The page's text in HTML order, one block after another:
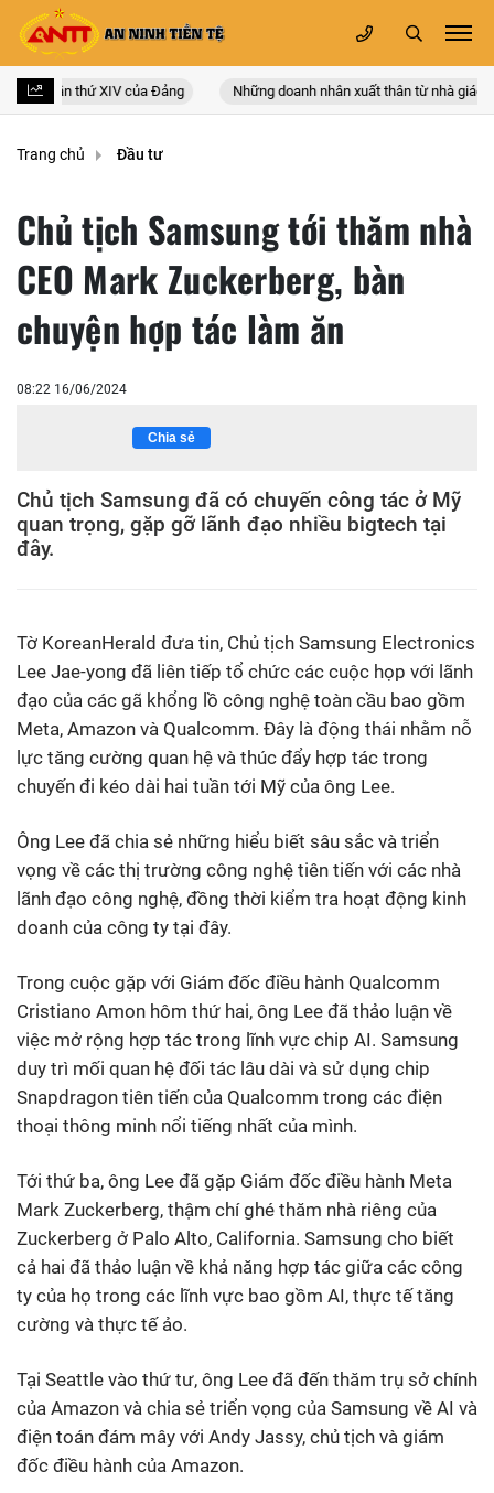
lần thứ XIV của Đảng Những doanh nhân xuất thân từ nhà giáo
Trang chủ Đầu tư
Chủ tịch Samsung tới thăm nhà
CEO Mark Zuckerberg, bàn
chuyện hợp tác làm ăn
08:22 16/06/2024
Chia sẻ
Chủ tịch Samsung đã có chuyến công tác ở Mỹ
quan trọng, gặp gỡ lãnh đạo nhiều bigtech tại
đây.
Tờ KoreanHerald đưa tin, Chủ tịch Samsung Electronics
Lee Jae-yong đã liên tiếp tổ chức các cuộc họp với lãnh
đạo của các gã khổng lồ công nghệ toàn cầu bao gồm
Meta, Amazon và Qualcomm. Đây là động thái nhằm nỗ
lực tăng cường quan hệ và thúc đẩy hợp tác trong
chuyến đi kéo dài hai tuần tới Mỹ của ông Lee.
Ông Lee đã chia sẻ những hiểu biết sâu sắc và triển
vọng về các thị trường công nghệ tiên tiến với các nhà
lãnh đạo công nghệ, đồng thời kiểm tra hoạt động kinh
doanh của công ty tại đây.
Trong cuộc gặp với Giám đốc điều hành Qualcomm
Cristiano Amon hôm thứ hai, ông Lee đã thảo luận về
việc mở rộng hợp tác trong lĩnh vực chip AI. Samsung
duy trì mối quan hệ đối tác lâu dài và sử dụng chip
Snapdragon tiên tiến của Qualcomm trong các điện
thoại thông minh nổi tiếng nhất của mình.
Tới thứ ba, ông Lee đã gặp Giám đốc điều hành Meta
Mark Zuckerberg, thậm chí ghé thăm nhà riêng của
Zuckerberg ở Palo Alto, California. Samsung cho biết
cả hai đã thảo luận về khả năng hợp tác giữa các công
ty của họ trong các lĩnh vực bao gồm AI, thực tế tăng
cường và thực tế ảo.
Tại Seattle vào thứ tư, ông Lee đã đến thăm trụ sở chính
của Amazon và chia sẻ triển vọng của Samsung về AI và
điện toán đám mây với Andy Jassy, chủ tịch và giám
đốc điều hành của Amazon.